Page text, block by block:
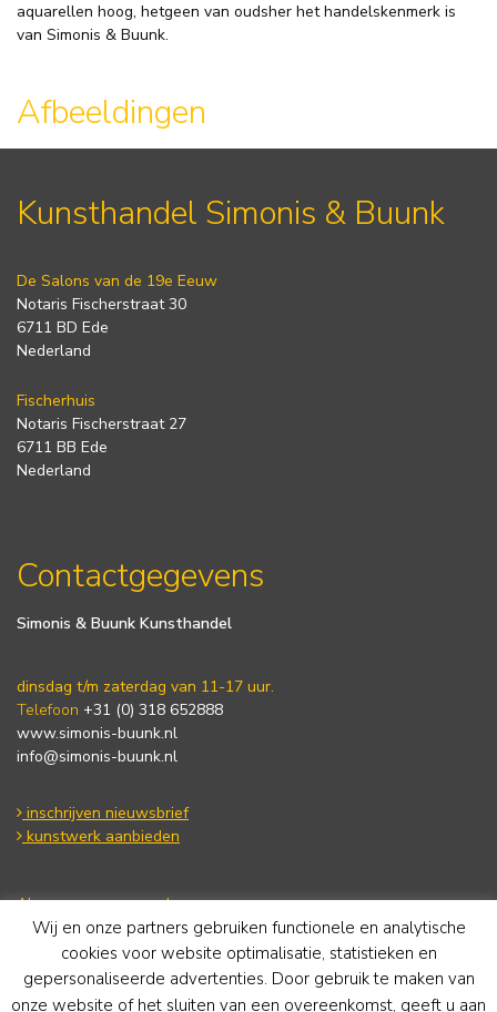
aquarellen hoog, hetgeen van oudsher het handelskenmerk is
van Simonis & Buunk.
Afbeeldingen
Kunsthandel Simonis & Buunk
De Salons van de 19e Eeuw
Notaris Fischerstraat 30
6711 BD Ede
Nederland
Fischerhuis
Notaris Fischerstraat 27
6711 BB Ede
Nederland
Contactgegevens
Simonis & Buunk Kunsthandel
dinsdag t/m zaterdag van 11-17 uur.
Telefoon +31 (0) 318 652888
www.simonis-buunk.nl
info@simonis-buunk.nl
inschrijven nieuwsbrief
kunstwerk aanbieden
Algemene voorwaarden
Privacy statement
Cookie Policy
Disclaimer
Wij en onze partners gebruiken functionele en analytische
cookies voor website optimalisatie, statistieken en
gepersonaliseerde advertenties. Door gebruik te maken van
onze website of het sluiten van een overeenkomst, geeft u aan